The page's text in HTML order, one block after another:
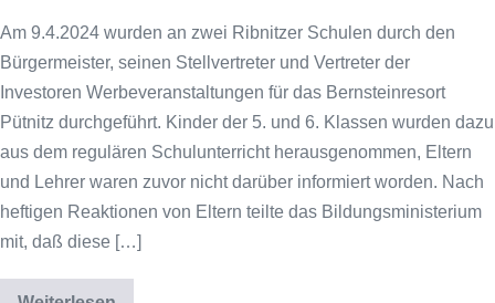
Am 9.4.2024 wurden an zwei Ribnitzer Schulen durch den
Bürgermeister, seinen Stellvertreter und Vertreter der
Investoren Werbeveranstaltungen für das Bernsteinresort
Pütnitz durchgeführt. Kinder der 5. und 6. Klassen wurden dazu
aus dem regulären Schulunterricht herausgenommen, Eltern
und Lehrer waren zuvor nicht darüber informiert worden. Nach
heftigen Reaktionen von Eltern teilte das Bildungsministerium
mit, daß diese […]